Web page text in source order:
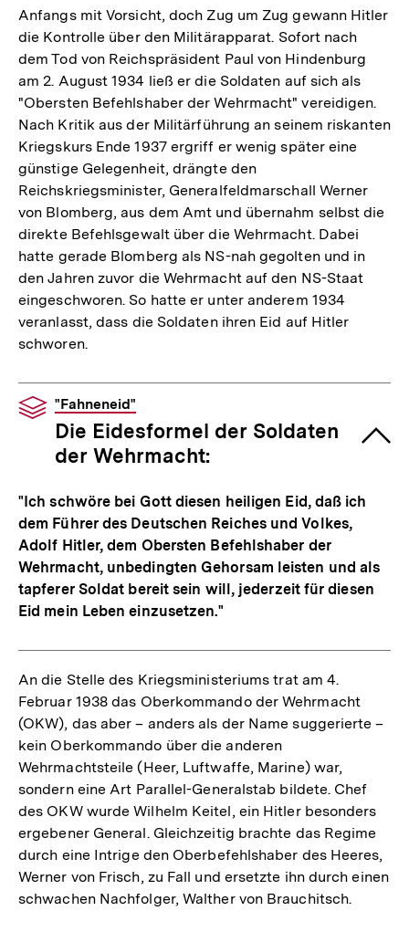
Anfangs mit Vorsicht, doch Zug um Zug gewann Hitler
die Kontrolle über den Militärapparat. Sofort nach
dem Tod von Reichspräsident Paul von Hindenburg
am 2. August 1934 ließ er die Soldaten auf sich als
"Obersten Befehlshaber der Wehrmacht" vereidigen.
Nach Kritik aus der Militärführung an seinem riskanten
Kriegskurs Ende 1937 ergriff er wenig später eine
günstige Gelegenheit, drängte den
Reichskriegsminister, Generalfeldmarschall Werner
von Blomberg, aus dem Amt und übernahm selbst die
direkte Befehlsgewalt über die Wehrmacht. Dabei
hatte gerade Blomberg als NS-nah gegolten und in
den Jahren zuvor die Wehrmacht auf den NS-Staat
eingeschworen. So hatte er unter anderem 1934
veranlasst, dass die Soldaten ihren Eid auf Hitler
schworen.
"Fahneneid"
Die Eidesformel der Soldaten
der Wehrmacht:
"Ich schwöre bei Gott diesen heiligen Eid, daß ich
dem Führer des Deutschen Reiches und Volkes,
Adolf Hitler, dem Obersten Befehlshaber der
Wehrmacht, unbedingten Gehorsam leisten und als
tapferer Soldat bereit sein will, jederzeit für diesen
Eid mein Leben einzusetzen."
An die Stelle des Kriegsministeriums trat am 4.
Februar 1938 das Oberkommando der Wehrmacht
(OKW), das aber – anders als der Name suggerierte –
kein Oberkommando über die anderen
Wehrmachtsteile (Heer, Luftwaffe, Marine) war,
sondern eine Art Parallel-Generalstab bildete. Chef
des OKW wurde Wilhelm Keitel, ein Hitler besonders
ergebener General. Gleichzeitig brachte das Regime
durch eine Intrige den Oberbefehlshaber des Heeres,
Werner von Frisch, zu Fall und ersetzte ihn durch einen
schwachen Nachfolger, Walther von Brauchitsch.